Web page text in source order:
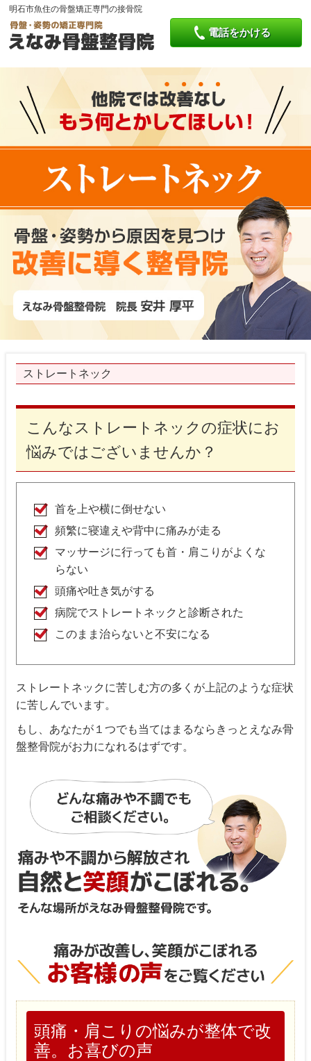
明石市魚住の骨盤矯正専門の接骨院
電話をかける
ストレートネック
こんなストレートネックの症状にお
悩みではございませんか？
首を上や横に倒せない
頻繁に寝違えや背中に痛みが走る
マッサージに行っても首・肩こりがよくな
らない
頭痛や吐き気がする
病院でストレートネックと診断された
このまま治らないと不安になる
ストレートネックに苦しむ方の多くが上記のような症状
に苦しんでいます。
もし、あなたが１つでも当てはまるならきっとえなみ骨
盤整骨院がお力になれるはずです。
頭痛・肩こりの悩みが整体で改
善。お喜びの声